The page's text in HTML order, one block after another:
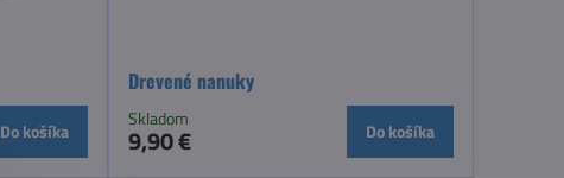
Do košíka
Drevené nanuky
Skladom
9,90 € Do košíka